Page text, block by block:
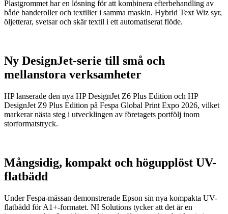
Plastgrommet har en lösning för att kombinera efterbehandling av
både banderoller och textilier i samma maskin. Hybrid Text Wiz syr,
öljetterar, svetsar och skär textil i ett automatiserat flöde.
Ny DesignJet-serie till små och
mellanstora verksamheter
HP lanserade den nya HP DesignJet Z6 Plus Edition och HP
DesignJet Z9 Plus Edition på Fespa Global Print Expo 2026, vilket
markerar nästa steg i utvecklingen av företagets portfölj inom
storformatstryck.
Mångsidig, kompakt och högupplöst UV-
flatbädd
Under Fespa-mässan demonstrerade Epson sin nya kompakta UV-
flatbädd för A1+-formatet. NI Solutions tycker att det är en